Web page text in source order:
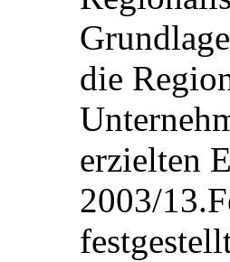
die
erzielten
2003/